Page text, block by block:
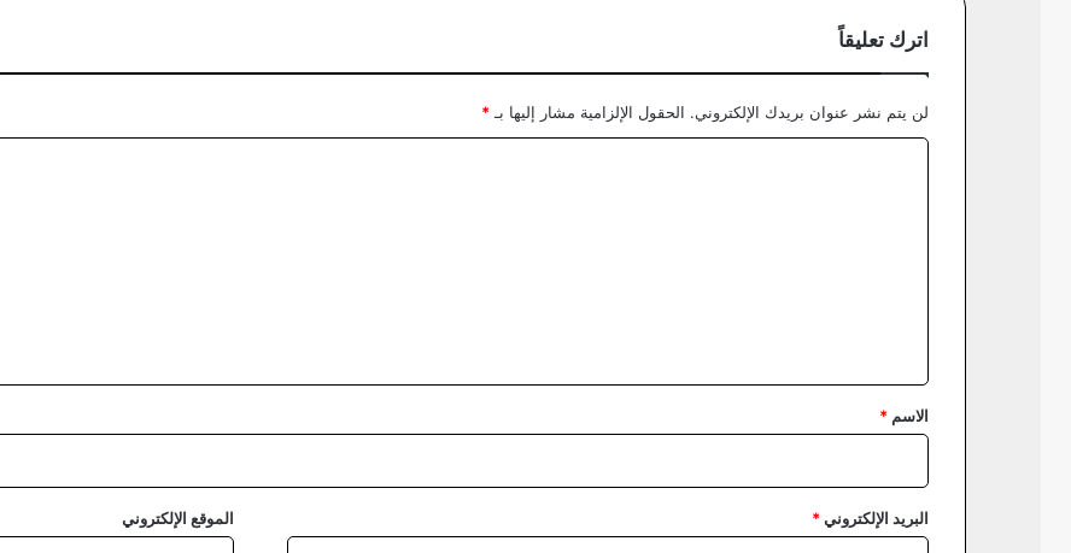
اترك تعليقاً
لن يتم نشر عنوان بريدك الإلكتروني. الحقول الإلزامية مشار إليها بـ*
*
الاسم *
البريد الإلكتروني* الموقع الإلكتروني